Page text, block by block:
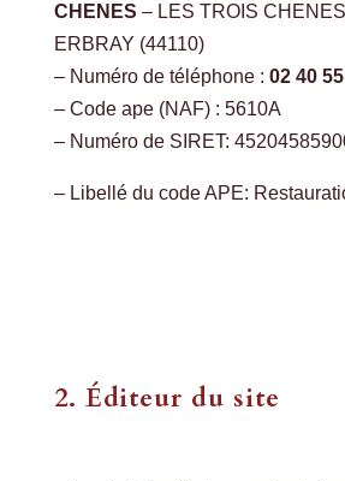
CHENES – LES TROIS
ERBRAY (44110)
– Numéro de téléphone : 02 40
– Code ape (NAF) : 5610A
– Numéro de SIRET:
– Libellé du code APE:
2. Éditeur du site